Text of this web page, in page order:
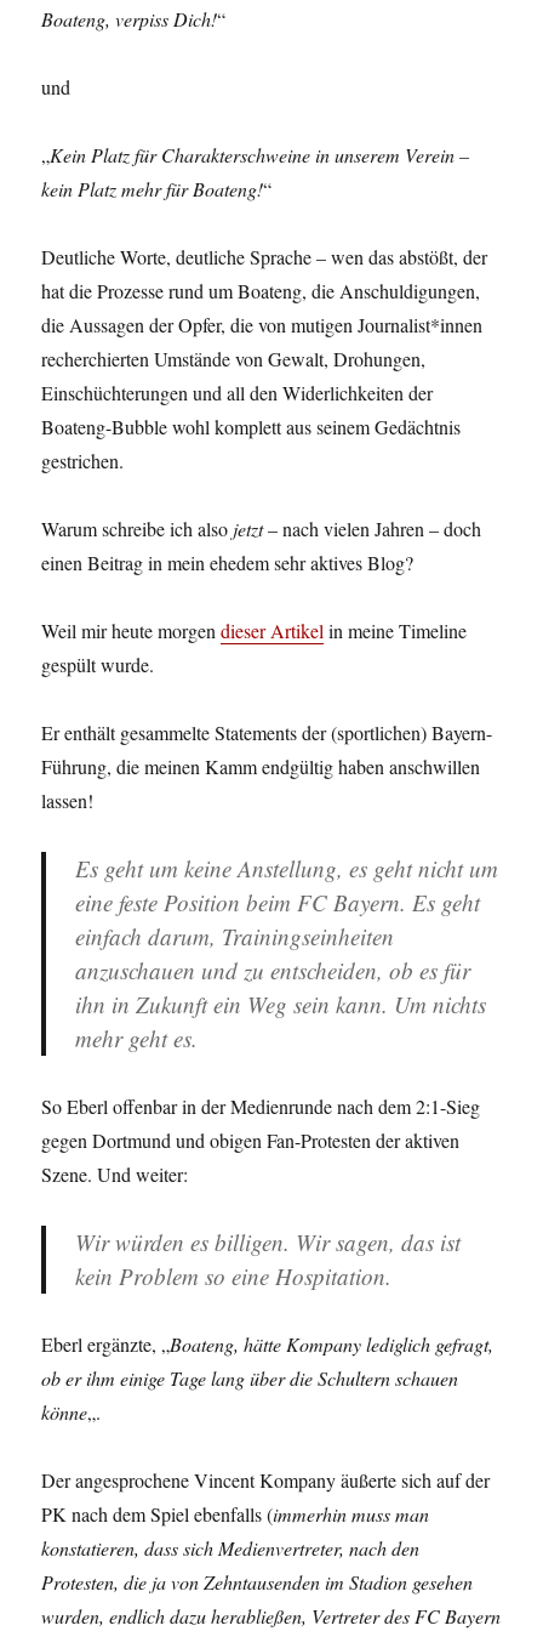
Boateng, verpiss Dich!“
und
„Kein Platz für Charakterschweine in unserem Verein –
kein Platz mehr für Boateng!“
Deutliche Worte, deutliche Sprache – wen das abstößt, der
hat die Prozesse rund um Boateng, die Anschuldigungen,
die Aussagen der Opfer, die von mutigen Journalist*innen
recherchierten Umstände von Gewalt, Drohungen,
Einschüchterungen und all den Widerlichkeiten der
Boateng-Bubble wohl komplett aus seinem Gedächtnis
gestrichen.
Warum schreibe ich also jetzt– nach vielen Jahren – doch
einen Beitrag in mein ehedem sehr aktives Blog?
Weil mir heute morgendieser Artikelin meine Timeline
gespült wurde.
Er enthält gesammelte Statements der (sportlichen) Bayern-
Führung, die meinen Kamm endgültig haben anschwillen
lassen!
Es geht um keine Anstellung, es geht nicht um
eine feste Position beim FC Bayern. Es geht
einfach darum, Trainingseinheiten
anzuschauen und zu entscheiden, ob es für
ihn in Zukunft ein Weg sein kann. Um nichts
mehr geht es.
So Eberl offenbar in der Medienrunde nach dem 2:1-Sieg
gegen Dortmund und obigen Fan-Protesten der aktiven
Szene. Und weiter:
Wir würden es billigen. Wir sagen, das ist
kein Problem so eine Hospitation.
Eberl ergänzte, „Boateng, hätte Kompany lediglich gefragt,
ob er ihm einige Tage lang über die Schultern schauen
könne„.
Der angesprochene Vincent Kompany äußerte sich auf der
PK nach dem Spiel ebenfalls (immerhin muss man
konstatieren, dass sich Medienvertreter, nach den
Protesten, die ja von Zehntausenden im Stadion gesehen
wurden, endlich dazu herabließen, Vertreter des FC Bayern